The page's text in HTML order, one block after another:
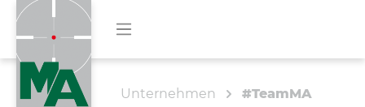
Unternehmen #TeamMA